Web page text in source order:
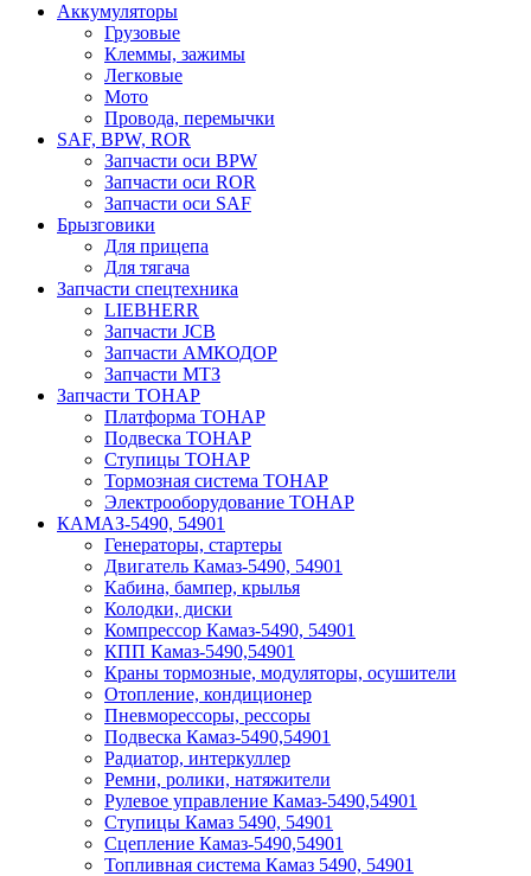
Аккумуляторы
Грузовые
Клеммы, зажимы
Легковые
Мото
Провода, перемычки
SAF, BPW, ROR
Запчасти оси BPW
Запчасти оси ROR
Запчасти оси SAF
Брызговики
Для прицепа
Для тягача
Запчасти спецтехника
LIEBHERR
Запчасти JCB
Запчасти АМКОДОР
Запчасти МТЗ
Запчасти ТОНАР
Платформа ТОНАР
Подвеска ТОНАР
Ступицы ТОНАР
Тормозная система ТОНАР
Электрооборудование ТОНАР
КАМАЗ-5490, 54901
Генераторы, стартеры
Двигатель Камаз-5490, 54901
Кабина, бампер, крылья
Колодки, диски
Компрессор Камаз-5490, 54901
КПП Камаз-5490,54901
Краны тормозные, модуляторы, осушители
Отопление, кондиционер
Пневморессоры, рессоры
Подвеска Камаз-5490,54901
Радиатор, интеркуллер
Ремни, ролики, натяжители
Рулевое управление Камаз-5490,54901
Ступицы Камаз 5490, 54901
Сцепление Камаз-5490,54901
Топливная система Камаз 5490, 54901